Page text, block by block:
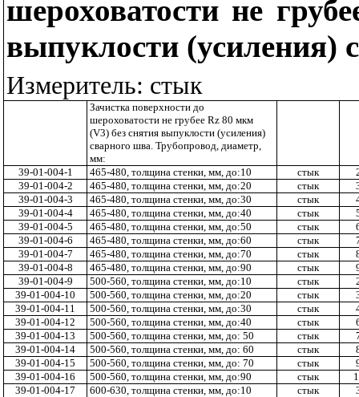
шероховатости не
выпуклости (усиления)
Измеритель: стык
Зачистка поверхности до
шероховатости не грубее Rz80 мкм
(V3) без снятия выпуклости (усиления)
сварного шва. Трубопровод, диаметр,
мм:
39-01-004-1
465-480, толщина стенки, мм, до:10 стык
39-01-004-2
465-480, толщина стенки, мм, до:20 стык
39-01-004-3
465-480, толщина стенки, мм, до:30 стык
39-01-004-4
465-480, толщина стенки, мм, до:40 стык
39-01-004-5
465-480, толщина стенки, мм, до:50 стык
39-01-004-6
465-480, толщина стенки, мм, до:60 стык
39-01-004-7
465-480, толщина стенки, мм, до:70 стык
39-01-004-8
465-480, толщина стенки, мм, до:90 стык
39-01-004-9
500-560, толщина стенки, мм, до:10 стык
39-01-004-10
500-560, толщина стенки, мм, до:20 стык
39-01-004-11
500-560, толщина стенки, мм, до:30 стык
39-01-004-12
500-560, толщина стенки, мм, до:40 стык
39-01-004-13
500-560, толщина стенки, мм, до: 50 стык
39-01-004-14
500-560, толщина стенки, мм, до: 60 стык
39-01-004-15
500-560, толщина стенки, мм, до: 70 стык
39-01-004-16
500-560, толщина стенки, мм, до:90 стык
39-01-004-17
600-630, толщина стенки, мм, до:10 стык